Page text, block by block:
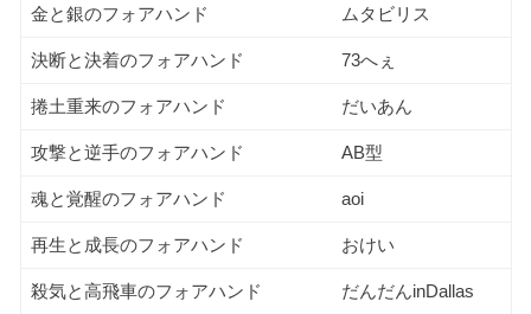
金と銀のフォアハンド ムタビリス
決断と決着のフォアハンド 73へぇ
捲土重来のフォアハンド だいあん
攻撃と逆手のフォアハンド AB型
魂と覚醒のフォアハンド aoi
再生と成長のフォアハンド おけい
殺気と高飛車のフォアハンド だんだんinDallas